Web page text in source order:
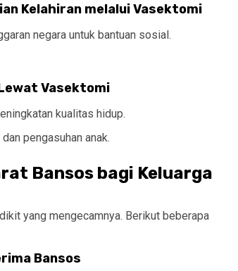
Kelahiran melalui Vasektomi
negara untuk bantuan sosial.
Vasektomi
kualitas hidup.
pengasuhan anak.
Bansos bagi Keluarga
yang mengecamnya. Berikut beberapa
Bansos